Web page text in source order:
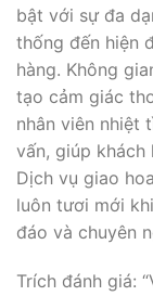
bật với sự đa
thống đến hiện
hàng. Không
tạo cảm giác
nhân viên nhiệt
vấn, giúp khách
Dịch vụ giao
luôn tươi mới
đáo và chuyên
Trích đánh giá: